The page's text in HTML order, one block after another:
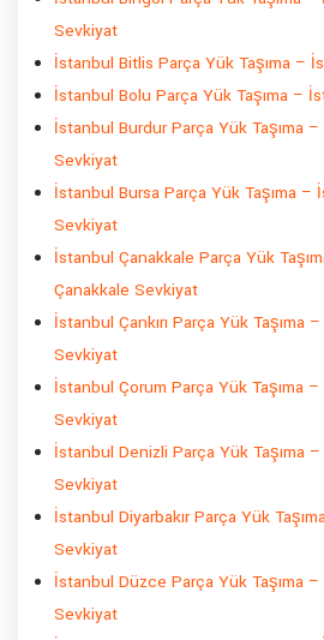
Sevkiyat
İstanbul Bitlis Parça Yük Taşıma –
İstanbul Bolu Parça Yük Taşıma –
İstanbul Burdur Parça Yük Taşıma
Sevkiyat
İstanbul Bursa Parça Yük Taşıma –
Sevkiyat
İstanbul Çanakkale Parça Yük
Çanakkale Sevkiyat
İstanbul Çankırı Parça Yük Taşıma
Sevkiyat
İstanbul Çorum Parça Yük Taşıma
Sevkiyat
İstanbul Denizli Parça Yük Taşıma
Sevkiyat
İstanbul Diyarbakır Parça Yük
Sevkiyat
İstanbul Düzce Parça Yük Taşıma
Sevkiyat